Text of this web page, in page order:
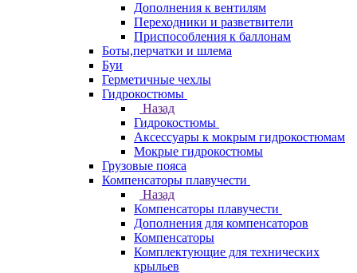
Дополнения к вентилям
Переходники и разветвители
Приспособления к баллонам
Боты,перчатки и шлема
Буи
Герметичные чехлы
Гидрокостюмы
Назад
Гидрокостюмы
Аксессуары к мокрым гидрокостюмам
Мокрые гидрокостюмы
Грузовые пояса
Компенсаторы плавучести
Назад
Компенсаторы плавучести
Дополнения для компенсаторов
Компенсаторы
Комплектующие для технических
крыльев